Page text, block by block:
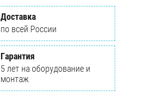
Доставка
по всей России
Гарантия
5 лет на оборудование и
монтаж